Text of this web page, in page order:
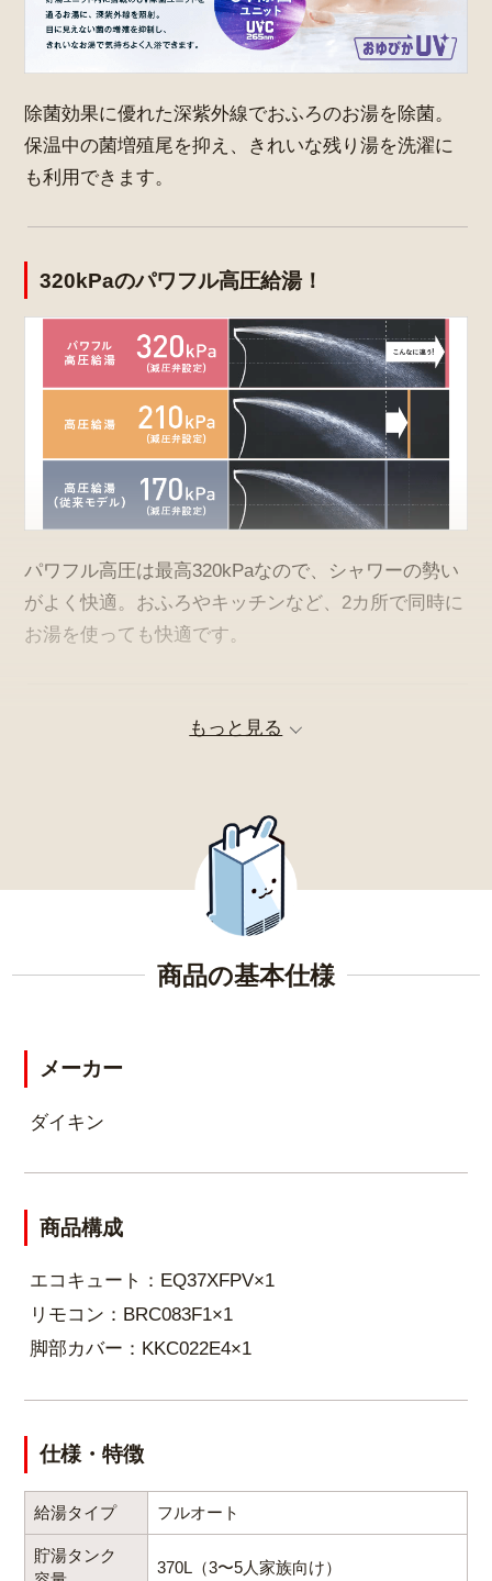
除菌効果に優れた深紫外線でおふろのお湯を除菌。
保温中の菌増殖尾を抑え、きれいな残り湯を洗濯に
も利用できます。
320kPaのパワフル高圧給湯！
パワフル高圧は最高320kPaなので、シャワーの勢い
がよく快適。おふろやキッチンなど、2カ所で同時に
お湯を使っても快適です。
災害に備える「気象警報緊急沸き上げ」！
発令されると、無線LAN接続のリモコンと連動し、
腐食劣化を防ぐため、ステンレスの中でも耐久性の
高い高品質な素材を使用。貯湯タンクの全配管に使
用し、耐腐食性をさらに強化しています。
もっと見る
商品の基本仕様
メーカー
ダイキン
商品構成
エコキュート：EQ37XFPV×1
リモコン：BRC083F1×1
脚部カバー：KKC022E4×1
仕様・特徴
給湯タイプ フルオート
貯湯タンク
370L（3〜5人家族向け）